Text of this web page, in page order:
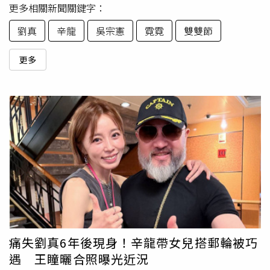
更多相關新聞關鍵字：
劉真
辛龍 吳宗憲 霓霓 雙雙節
更多
痛失劉真6年後現身！辛龍帶女兒搭郵輪被巧
遇 王瞳曬合照曝光近況